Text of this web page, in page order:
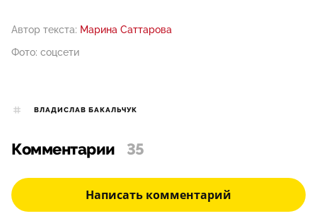
Автор текста: Марина Саттарова
Фото: соцсети
ВЛАДИСЛАВ БАКАЛЬЧУК
Комментарии 35
Написать комментарий